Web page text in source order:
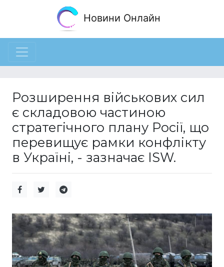
Новини Онлайн
Розширення військових сил
є складовою частиною
стратегічного плану Росії, що
перевищує рамки конфлікту
в Україні, - зазначає ISW.